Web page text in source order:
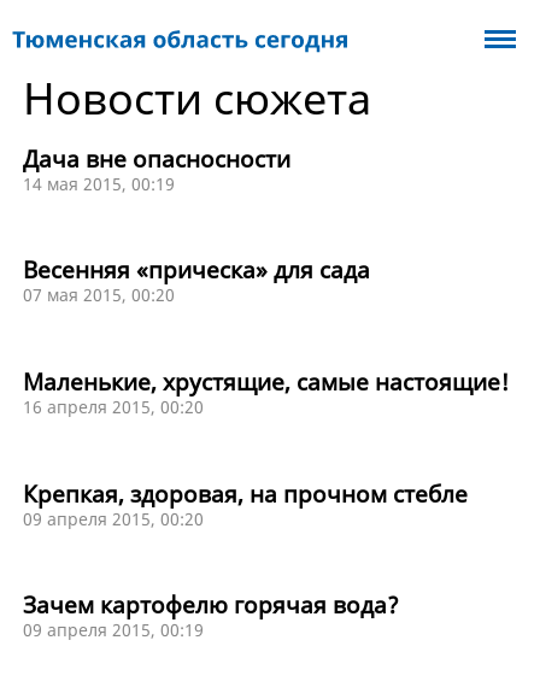
Новости сюжета
Дача вне опасносности
14 мая 2015, 00:19
Весенняя «прическа» для сада
07 мая 2015, 00:20
Маленькие, хрустящие, самые настоящие!
16 апреля 2015, 00:20
Крепкая, здоровая, на прочном стебле
09 апреля 2015, 00:20
Зачем картофелю горячая вода?
09 апреля 2015, 00:19